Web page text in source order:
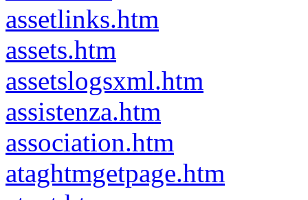
assetlinks.htm
assets.htm
assetslogsxml.htm
assistenza.htm
association.htm
ataghtmgetpage.htm